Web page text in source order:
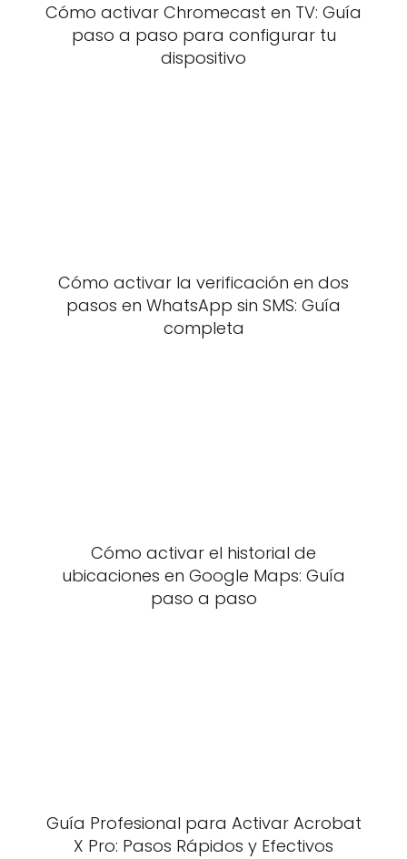
Cómo activar Chromecast en TV: Guía
paso a paso para configurar tu
dispositivo
Cómo activar la verificación en dos
pasos en WhatsApp sin SMS: Guía
completa
Cómo activar el historial de
ubicaciones en Google Maps: Guía
paso a paso
Guía Profesional para Activar Acrobat
X Pro: Pasos Rápidos y Efectivos